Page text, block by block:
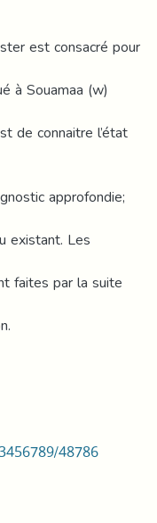
est consacré pour
à Souamaa (w)
de connaitre l’état
approfondie;
existant. Les
faites par la suite
48786